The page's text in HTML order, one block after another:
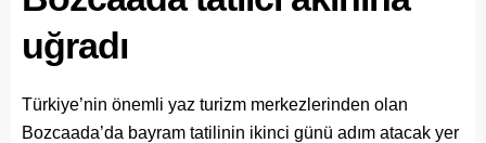
uğradı
Türkiye’nin önemli yaz turizm merkezlerinden olan
Bozcaada’da bayram tatilinin ikinci günü adım atacak yer